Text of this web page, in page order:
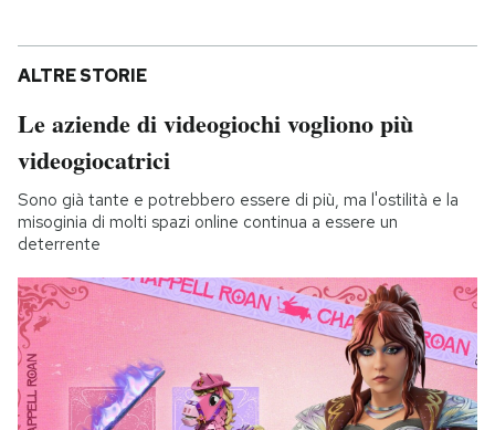
ALTRE STORIE
Le aziende di videogiochi vogliono più
videogiocatrici
Sono già tante e potrebbero essere di più, ma l'ostilità e la
misoginia di molti spazi online continua a essere un
deterrente